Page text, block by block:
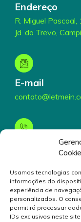
Usamos tecnologias
informações do
experiência de
personalizados. O
permitirá processar
IDs exclusivos neste
Endereço
R. Miguel Pascoal,
Jd. do Trevo,
E-mail